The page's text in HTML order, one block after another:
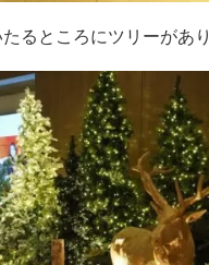
るところにツリーがあり